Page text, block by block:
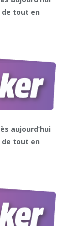
de tout en
aujourd’hui
de tout en